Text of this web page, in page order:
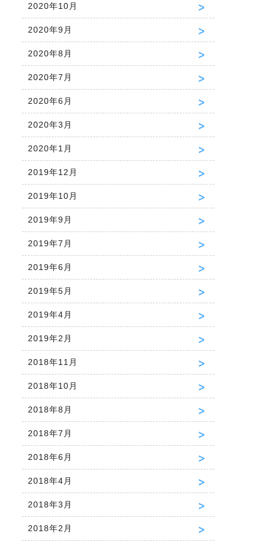
2020年10月
2020年9月
2020年8月
2020年7月
2020年6月
2020年3月
2020年1月
2019年12月
2019年10月
2019年9月
2019年7月
2019年6月
2019年5月
2019年4月
2019年2月
2018年11月
2018年10月
2018年8月
2018年7月
2018年6月
2018年4月
2018年3月
2018年2月